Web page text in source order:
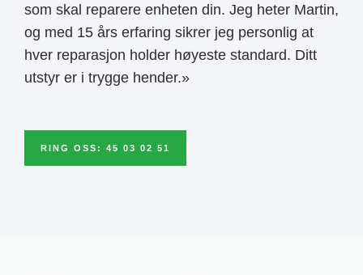
som skal reparere enheten din. Jeg heter Martin,
og med 15 års erfaring sikrer jeg personlig at
hver reparasjon holder høyeste standard. Ditt
utstyr er i trygge hender.»
RING OSS: 45 03 02 51